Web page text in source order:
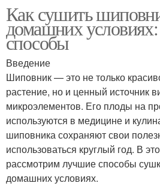
Как сушить
домашних
способы
Введение
Шиповник — это не только
растение, но и ценный источник
микроэлементов. Его плоды на
используются в медицине и
шиповника сохраняют свои
использоваться круглый год. В
рассмотрим лучшие способы
домашних условиях.